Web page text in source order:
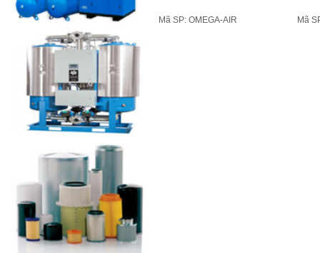
Mã SP: OMEGA-AIR Mã